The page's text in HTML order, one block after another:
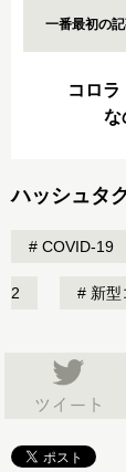
一番最初の
コロ
な
ハッシュタ
COVID-19
2 新型